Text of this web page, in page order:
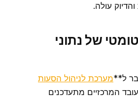
עולה.
של נתוני
מערכת לניהול הסעות
המרכזיים מתעדכנים